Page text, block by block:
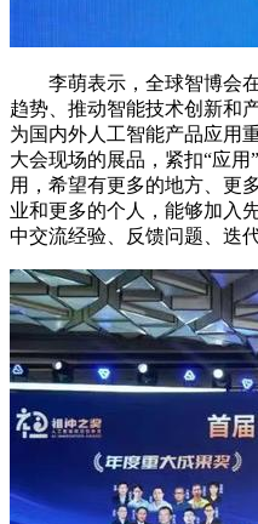
李萌表示，全球智博会在
趋势、推动智能技术创新和
为国内外人工智能产品应用
大会现场的展品，紧扣“应
用，希望有更多的地方、更
业和更多的个人，能够加入
中交流经验、反馈问题、迭